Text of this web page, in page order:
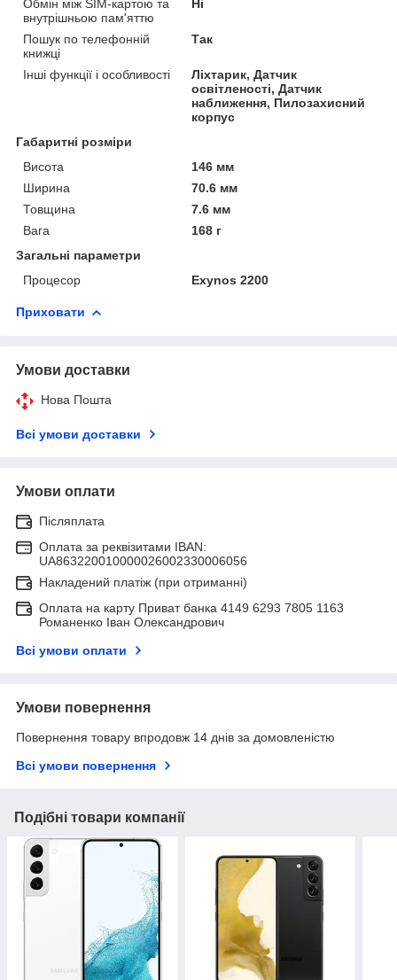
Обмін між SIM-картою та
внутрішньою пам'яттю
Ні
Пошук по телефонній
книжці
Так
Інші функції і особливості
Ліхтарик, Датчик
освітленості, Датчик
наближення, Пилозахисний
корпус
Габаритні розміри
Висота
146 мм
Ширина
70.6 мм
Товщина
7.6 мм
Вага
168 г
Загальні параметри
Процесор
Exynos 2200
Приховати
Умови доставки
Нова Пошта
Всі умови доставки
Умови оплати
Післяплата
Оплата за реквізитами IBAN:
UA863220010000026002330006056
Накладений платіж (при отриманні)
Оплата на карту Приват банка 4149 6293 7805 1163
Романенко Іван Олександрович
Всі умови оплати
Умови повернення
Повернення товару впродовж 14 днів за домовленістю
Всі умови повернення
Подібні товари компанії